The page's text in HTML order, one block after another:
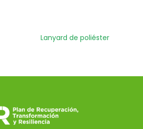
Lanyard de poliéster